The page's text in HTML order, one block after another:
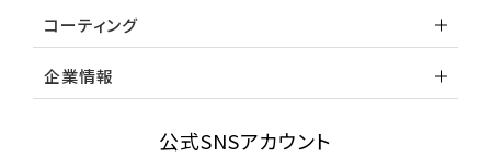
コーティング
企業情報
公式SNSアカウント